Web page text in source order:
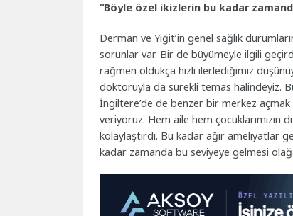
“Böyle özel ikizlerin bu kadar
Derman ve Yiğit’in genel sağlık
sorunlar var. Bir de büyümeyle ilgili
rağmen oldukça hızlı ilerlediğimiz
doktoruyla da sürekli temas halindeyiz.
İngiltere’de de benzer bir merkez
veriyoruz. Hem aile hem
kolaylaştırdı. Bu kadar ağır ameliyatlar
kadar zamanda bu seviyeye gelmesi